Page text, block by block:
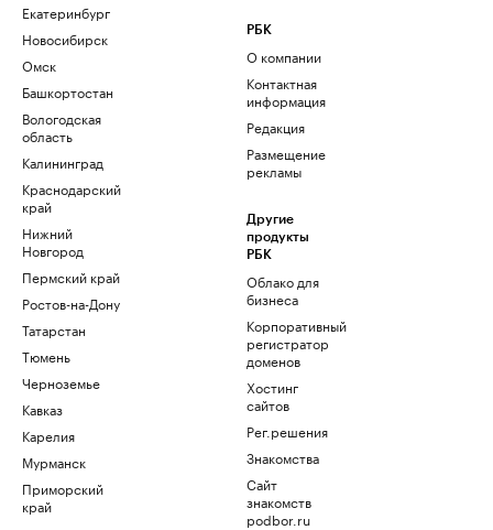
Екатеринбург
Новосибирск
Омск
Башкортостан
Вологодская
область
Калининград
Краснодарский
край
Нижний
Новгород
Пермский край
Ростов-на-Дону
Татарстан
Тюмень
Черноземье
Кавказ
Карелия
Мурманск
Приморский
край
РБК
О компании
Контактная
информация
Редакция
Размещение
рекламы
Другие
продукты
РБК
Облако для
бизнеса
Корпоративный
регистратор
доменов
Хостинг
сайтов
Рег.решения
Знакомства
Сайт
знакомств
podbor.ru